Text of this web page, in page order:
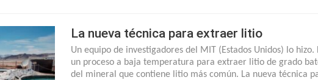
La nueva técnica para extraer litio
Un equipo de investigadores del MIT (Estados Unidos) lo hizo.
un proceso a baja temperatura para extraer litio de grado
del mineral que contiene litio más común. La nueva técnica